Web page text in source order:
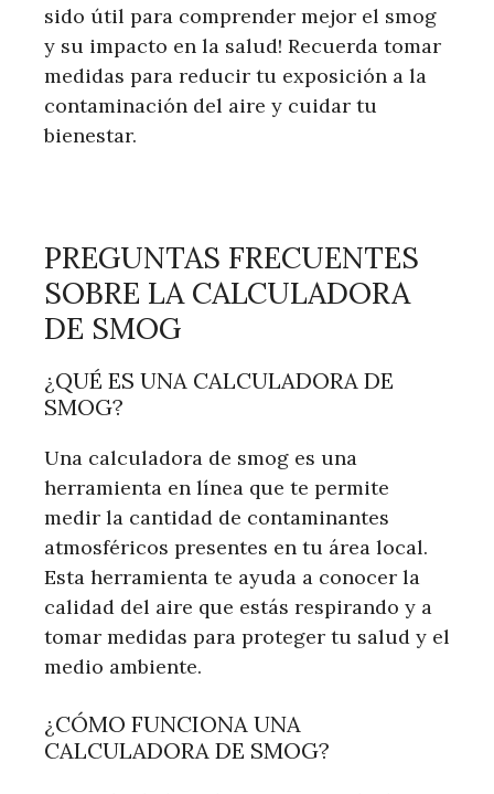
sido útil para comprender mejor el smog
y su impacto en la salud! Recuerda tomar
medidas para reducir tu exposición a la
contaminación del aire y cuidar tu
bienestar.
PREGUNTAS FRECUENTES
SOBRE LA CALCULADORA
DE SMOG
¿QUÉ ES UNA CALCULADORA DE
SMOG?
Una calculadora de smog es una
herramienta en línea que te permite
medir la cantidad de contaminantes
atmosféricos presentes en tu área local.
Esta herramienta te ayuda a conocer la
calidad del aire que estás respirando y a
tomar medidas para proteger tu salud y el
medio ambiente.
¿CÓMO FUNCIONA UNA
CALCULADORA DE SMOG?